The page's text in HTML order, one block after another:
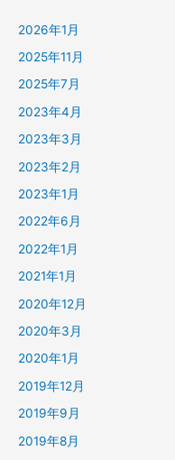
2026年1月
2025年11月
2025年7月
2023年4月
2023年3月
2023年2月
2023年1月
2022年6月
2022年1月
2021年1月
2020年12月
2020年3月
2020年1月
2019年12月
2019年9月
2019年8月